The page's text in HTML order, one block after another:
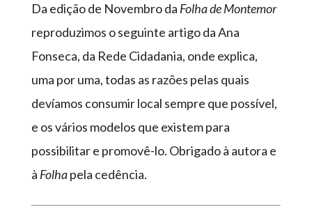
Da edição de Novembro da Folha de Montemor
reproduzimos o seguinte artigo da Ana
Fonseca, da Rede Cidadania, onde explica,
uma por uma, todas as razões pelas quais
devíamos consumir local sempre que possível,
e os vários modelos que existem para
possibilitar e promovê-lo. Obrigado à autora e
à Folhapela cedência.